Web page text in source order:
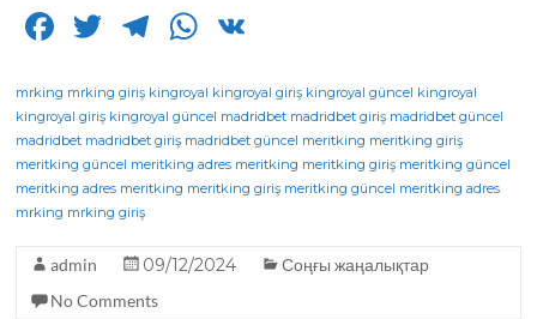
F
c
e
b
o
o
k
T
it
te
r
T
e
g
ra
W
a
ts
A
p
mrking mrking giriş kingroyal kingroyal giriş kingroyal güncel kingroyal
kingroyal giriş kingroyal güncel madridbet madridbet giriş madridbet güncel
madridbet madridbet giriş madridbet güncel meritking meritking giriş
meritking güncel meritking adres meritking meritking giriş meritking güncel
meritking adres meritking meritking giriş meritking güncel meritking adres
mrking mrking giriş
admin 09/12/2024
Соңғы жаңалықтар
No Comments